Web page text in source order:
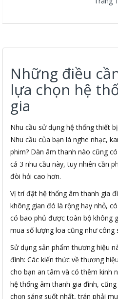
Những điều
lựa chọn hệ
gia
Nhu cầu sử dụng hệ thống thiết
Nhu cầu của bạn là nghe nhạc,
phim? Dàn âm thanh nào cũng
cả 3 nhu cầu này, tuy nhiên cần
đòi hỏi cao hơn.
Vị trí đặt hệ thống âm thanh gia
không gian đó là rộng hay nhỏ,
có bao phủ được toàn bộ không
mua số lượng loa cũng như công
Sử dụng sản phẩm thương hiệu
đình: Các kiến thức về thương
cho bạn an tâm và có thêm kinh
hệ thống âm thanh gia đình,
chọn sáng suốt nhất, trán phải